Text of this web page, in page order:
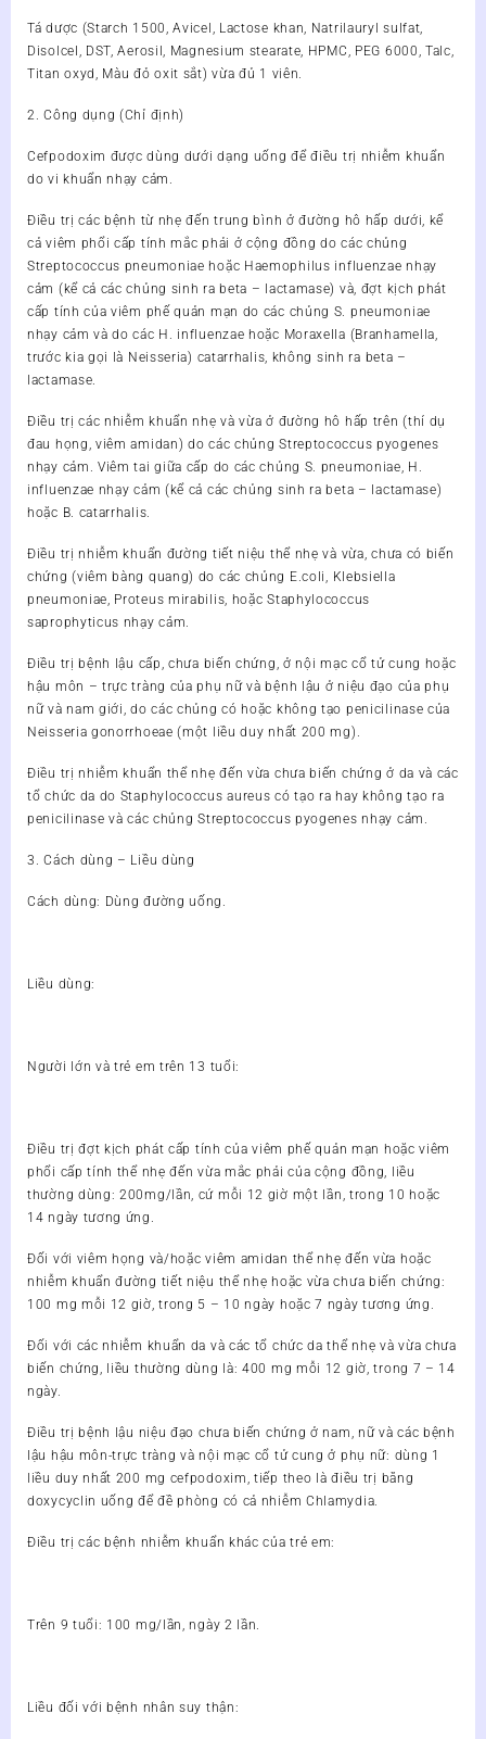
Tá dược (Starch 1500, Avicel, Lactose khan, Natrilauryl sulfat,
Disolcel, DST, Aerosil, Magnesium stearate, HPMC, PEG 6000, Talc,
Titan oxyd, Màu đỏ oxit sắt) vừa đủ 1 viên.
2. Công dụng (Chỉ định)
Cefpodoxim được dùng dưới dạng uống để điều trị nhiễm khuẩn
do vi khuẩn nhạy cảm.
Điều trị các bệnh từ nhẹ đến trung bình ở đường hô hấp dưới, kể
cả viêm phổi cấp tính mắc phải ở cộng đồng do các chủng
Streptococcus pneumoniae hoặc Haemophilus influenzae nhạy
cảm (kể cả các chủng sinh ra beta – lactamase) và, đợt kịch phát
cấp tính của viêm phế quản mạn do các chủng S. pneumoniae
nhạy cảm và do các H. influenzae hoặc Moraxella (Branhamella,
trước kia gọi là Neisseria) catarrhalis, không sinh ra beta –
lactamase.
Điều trị các nhiễm khuẩn nhẹ và vừa ở đường hô hấp trên (thí dụ
đau họng, viêm amidan) do các chủng Streptococcus pyogenes
nhạy cảm. Viêm tai giữa cấp do các chủng S. pneumoniae, H.
influenzae nhạy cảm (kể cả các chủng sinh ra beta – lactamase)
hoặc B. catarrhalis.
Điều trị nhiễm khuẩn đường tiết niệu thể nhẹ và vừa, chưa có biến
chứng (viêm bàng quang) do các chủng E.coli, Klebsiella
pneumoniae, Proteus mirabilis, hoặc Staphylococcus
saprophyticus nhạy cảm.
Điều trị bệnh lậu cấp, chưa biến chứng, ở nội mạc cổ tử cung hoặc
hậu môn – trực tràng của phụ nữ và bệnh lậu ở niệu đạo của phụ
nữ và nam giới, do các chủng có hoặc không tạo penicilinase của
Neisseria gonorrhoeae (một liều duy nhất 200 mg).
Điều trị nhiễm khuẩn thể nhẹ đến vừa chưa biến chứng ở da và các
tổ chức da do Staphylococcus aureus có tạo ra hay không tạo ra
penicilinase và các chủng Streptococcus pyogenes nhạy cảm.
3. Cách dùng – Liều dùng
Cách dùng: Dùng đường uống.
Liều dùng:
Người lớn và trẻ em trên 13 tuổi:
Điều trị đợt kịch phát cấp tính của viêm phế quản mạn hoặc viêm
phổi cấp tính thể nhẹ đến vừa mắc phải của cộng đồng, liều
thường dùng: 200mg/lần, cứ mỗi 12 giờ một lần, trong 10 hoặc
14 ngày tương ứng.
Đối với viêm họng và/hoặc viêm amidan thể nhẹ đến vừa hoặc
nhiễm khuẩn đường tiết niệu thể nhẹ hoặc vừa chưa biến chứng:
100 mg mỗi 12 giờ, trong 5 – 10 ngày hoặc 7 ngày tương ứng.
Đối với các nhiễm khuẩn da và các tổ chức da thể nhẹ và vừa chưa
biến chứng, liều thường dùng là: 400 mg mỗi 12 giờ, trong 7 – 14
ngày.
Điều trị bệnh lậu niệu đạo chưa biến chứng ở nam, nữ và các bệnh
lậu hậu môn-trực tràng và nội mạc cổ tử cung ở phụ nữ: dùng 1
liều duy nhất 200 mg cefpodoxim, tiếp theo là điều trị bằng
doxycyclin uống để đề phòng có cả nhiễm Chlamydia.
Điều trị các bệnh nhiễm khuẩn khác của trẻ em:
Trên 9 tuổi: 100 mg/lần, ngày 2 lần.
Liều đối với bệnh nhân suy thận: